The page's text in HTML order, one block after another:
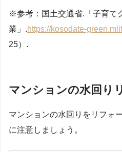
※参考：国土交通省.「子育て
業」.https://kosodate-
25）.
マンションの水回り
マンションの水回りをリフォ
に注意しましょう。